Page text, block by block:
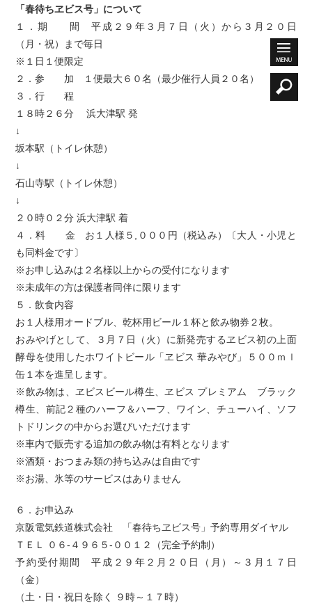
「春待ちヱビス号」について
１．期 間 平成２９年３月７日（火）から３月２０日
（月・祝）まで毎日
※１日１便限定
２．参 加 １便最大６０名（最少催行人員２０名）
３．行 程
１８時２６分 浜大津駅 発
↓
坂本駅（トイレ休憩）
↓
石山寺駅（トイレ休憩）
↓
２０時０２分 浜大津駅 着
４．料 金 お１人様５,０００円（税込み）〔大人・小児と
も同料金です〕
※お申し込みは２名様以上からの受付になります
※未成年の方は保護者同伴に限ります
５．飲食内容
お１人様用オードブル、乾杯用ビール１杯と飲み物券２枚。
おみやげとして、３月７日（火）に新発売するヱビス初の上面
酵母を使用したホワイトビール「ヱビス 華みやび」５００ｍｌ
缶１本を進呈します。
※飲み物は、ヱビスビール樽生、ヱビス プレミアム ブラック
樽生、前記２種のハーフ＆ハーフ、ワイン、チューハイ、ソフ
トドリンクの中からお選びいただけます
※車内で販売する追加の飲み物は有料となります
※酒類・おつまみ類の持ち込みは自由です
※お湯、氷等のサービスはありません
６．お申込み
京阪電気鉄道株式会社 「春待ちヱビス号」予約専用ダイヤル
ＴＥＬ ０６-４９６５-００１２（完全予約制）
予約受付期間 平成２９年２月２０日（月）～３月１７日
（金）
（土・日・祝日を除く ９時～１７時）